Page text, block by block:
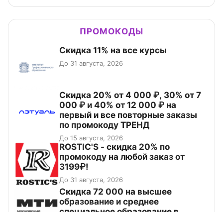
ПРОМОКОДЫ
Скидка 11% на все курсы
До 31 августа, 2026
Скидка 20% от 4 000 ₽, 30% от 7
000 ₽ и 40% от 12 000 ₽ на
первый и все повторные заказы
по промокоду ТРЕНД
До 15 августа, 2026
ROSTIC'S - скидка 20% по
промокоду на любой заказ от
3199₽!
До 31 августа, 2026
Скидка 72 000 на высшее
образование и среднее